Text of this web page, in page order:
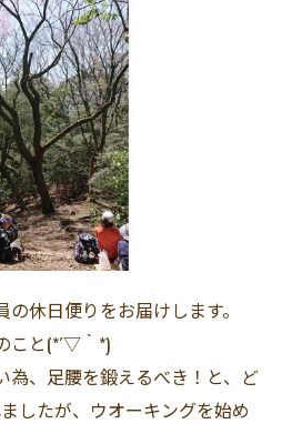
休日便りをお届けします。
こと(*´▽｀*)
為、足腰を鍛えるべき！と、ど
したが、ウオーキングを始め